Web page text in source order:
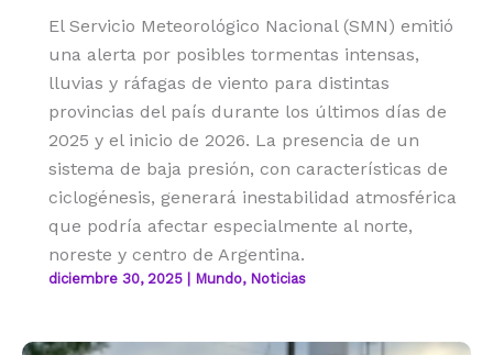
El Servicio Meteorológico Nacional (SMN) emitió
una alerta por posibles tormentas intensas,
lluvias y ráfagas de viento para distintas
provincias del país durante los últimos días de
2025 y el inicio de 2026. La presencia de un
sistema de baja presión, con características de
ciclogénesis, generará inestabilidad atmosférica
que podría afectar especialmente al norte,
noreste y centro de Argentina.
diciembre 30, 2025 Mundo, Noticias